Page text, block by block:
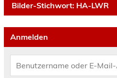
Bilder-Stichwort: HA-LWR
Anmelden